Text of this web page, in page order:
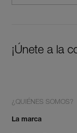
¡Únete a la
¿QUIÉNES SOMOS?
La marca